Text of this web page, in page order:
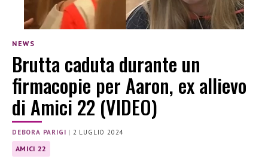
NEWS
Brutta caduta durante un
firmacopie per Aaron, ex allievo
di Amici 22 (VIDEO)
DEBORA PARIGI | 2 LUGLIO 2024
AMICI 22